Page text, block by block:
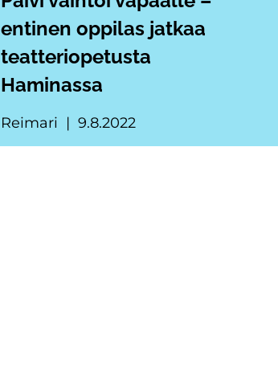
entinen oppilas jatkaa
teatteriopetusta
Haminassa
Reimari 9.8.2022